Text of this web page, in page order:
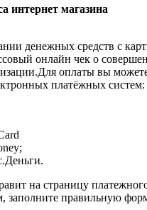
интернет магазина
денежных средств с
онлайн чек о
оплаты вы можете
платёжных систем:
на страницу
заполните правильную